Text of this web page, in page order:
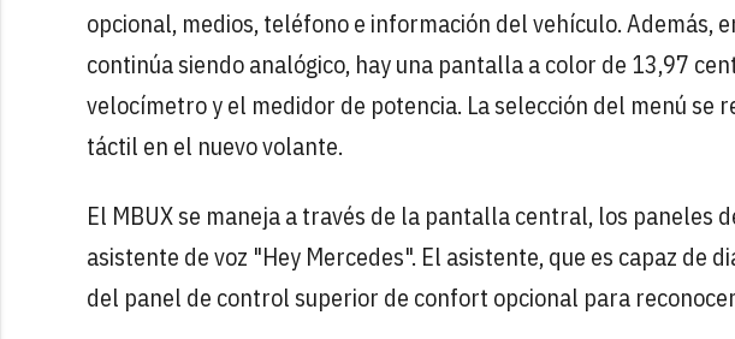
opcional, medios, teléfono e información del vehículo. Además,
continúa siendo analógico, hay una pantalla a color de 13,97
velocímetro y el medidor de potencia. La selección del menú se
táctil en el nuevo volante.
El MBUX se maneja a través de la pantalla central, los paneles
asistente de voz "Hey Mercedes". El asistente, que es capaz de
del panel de control superior de confort opcional para